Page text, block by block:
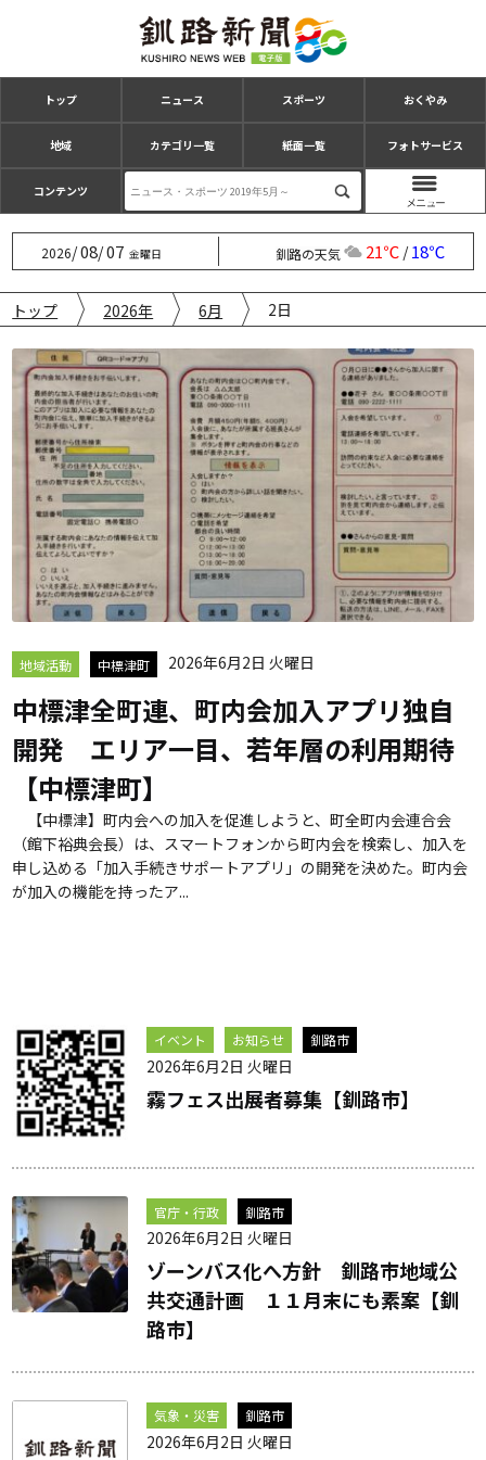
トップ ニュース スポーツ おくやみ
地域 カテゴリ一覧 紙面一覧 フォトサービス
コンテンツ
2026/08/07 金曜日 釧路の天気 21℃/18℃
トップ 2026年 6月 2日
地域活動 中標津町 2026年6月2日 火曜日
中標津全町連、町内会加入アプリ独自
開発 エリア一目、若年層の利用期待
【中標津町】
【中標津】町内会への加入を促進しようと、町全町内会連合会
（館下裕典会長）は、スマートフォンから町内会を検索し、加入を
申し込める「加入手続きサポートアプリ」の開発を決めた。町内会
が加入の機能を持ったア...
イベント お知らせ 釧路市
2026年6月2日 火曜日
霧フェス出展者募集【釧路市】
官庁・行政 釧路市
2026年6月2日 火曜日
ゾーンバス化へ方針 釧路市地域公
共交通計画 １１月末にも素案【釧
路市】
気象・災害 釧路市
2026年6月2日 火曜日